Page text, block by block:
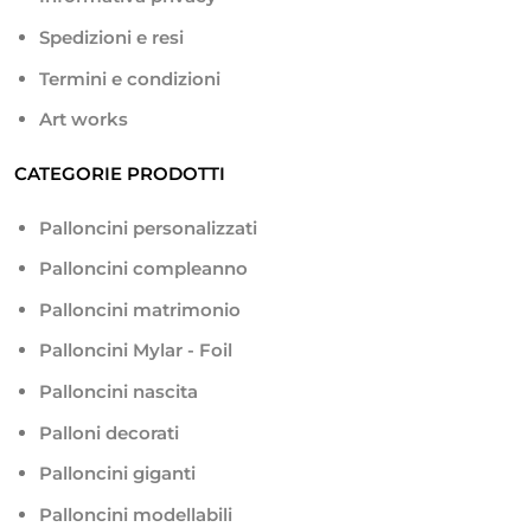
Spedizioni e resi
Termini e condizioni
Art works
CATEGORIE PRODOTTI
Palloncini personalizzati
Palloncini compleanno
Palloncini matrimonio
Palloncini Mylar - Foil
Palloncini nascita
Palloni decorati
Palloncini giganti
Palloncini modellabili